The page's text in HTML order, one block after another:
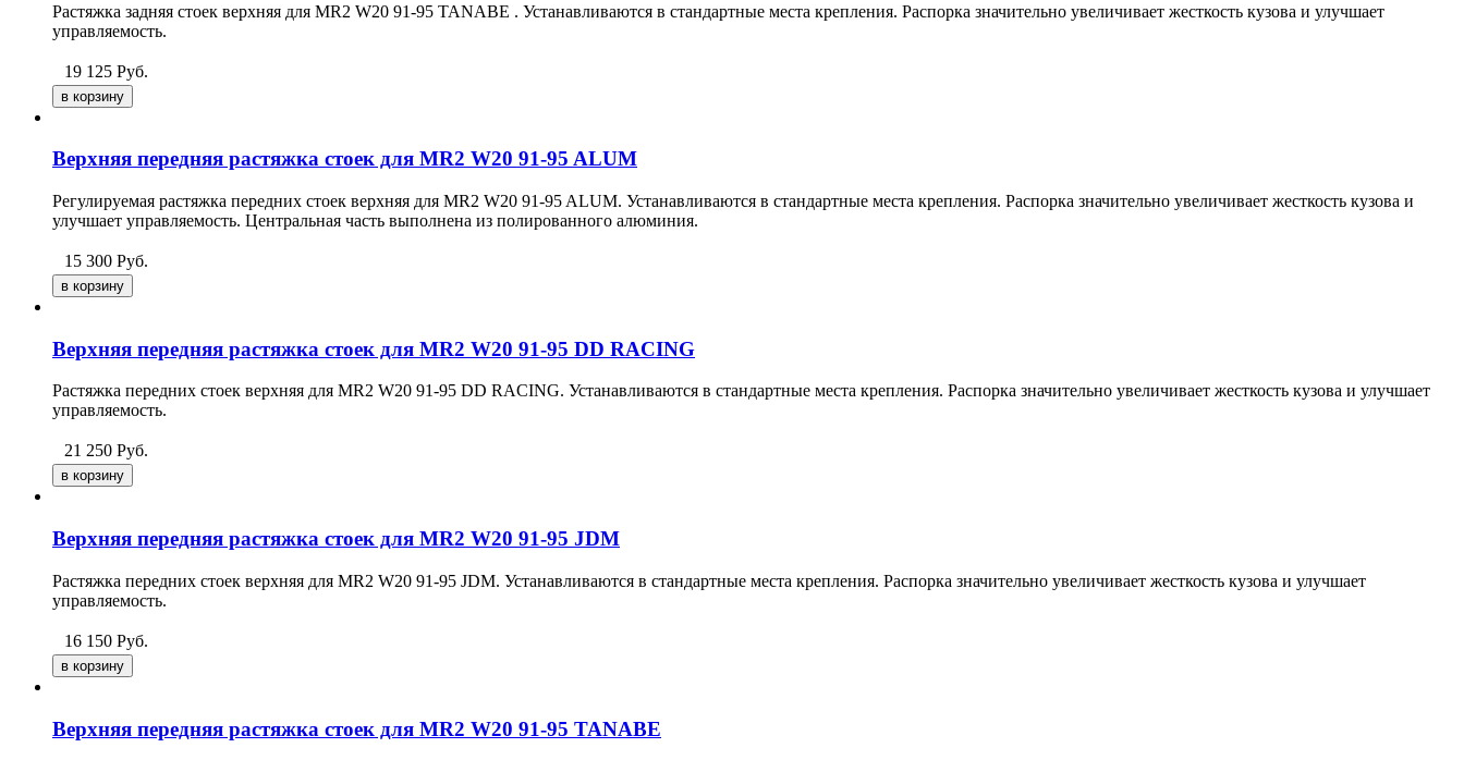
Растяжка задняя стоек верхняя для MR2 W20 91-95 TANABE . Устанавливаются в стандартные места крепления. Распорка значительно увеличивает жесткость кузова и улучшает
управляемость.
19 125 Руб.
Верхняя передняя растяжка стоек для MR2 W20 91-95 ALUM
Регулируемая растяжка передних стоек верхняя для MR2 W20 91-95 ALUM. Устанавливаются в стандартные места крепления. Распорка значительно увеличивает жесткость кузова и
улучшает управляемость. Центральная часть выполнена из полированного алюминия.
15 300 Руб.
Верхняя передняя растяжка стоек для MR2 W20 91-95 DD RACING
Растяжка передних стоек верхняя для MR2 W20 91-95 DD RACING. Устанавливаются в стандартные места крепления. Распорка значительно увеличивает жесткость кузова и улучшает
управляемость.
21 250 Руб.
Верхняя передняя растяжка стоек для MR2 W20 91-95 JDM
Растяжка передних стоек верхняя для MR2 W20 91-95 JDM. Устанавливаются в стандартные места крепления. Распорка значительно увеличивает жесткость кузова и улучшает
управляемость.
16 150 Руб.
Верхняя передняя растяжка стоек для MR2 W20 91-95 TANABE